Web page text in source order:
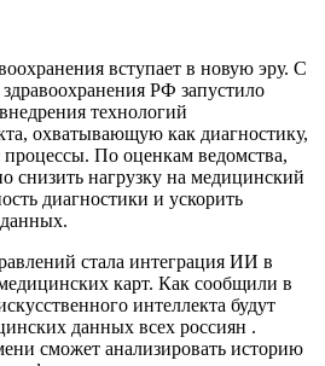
вступает в новую эру. С
РФ запустило
технологий
охватывающую как диагностику,
По оценкам ведомства,
снизить нагрузку на медицинский
диагностики и ускорить
стала интеграция ИИ в
карт. Как сообщили в
интеллекта будут
данных всех россиян .
сможет анализировать историю